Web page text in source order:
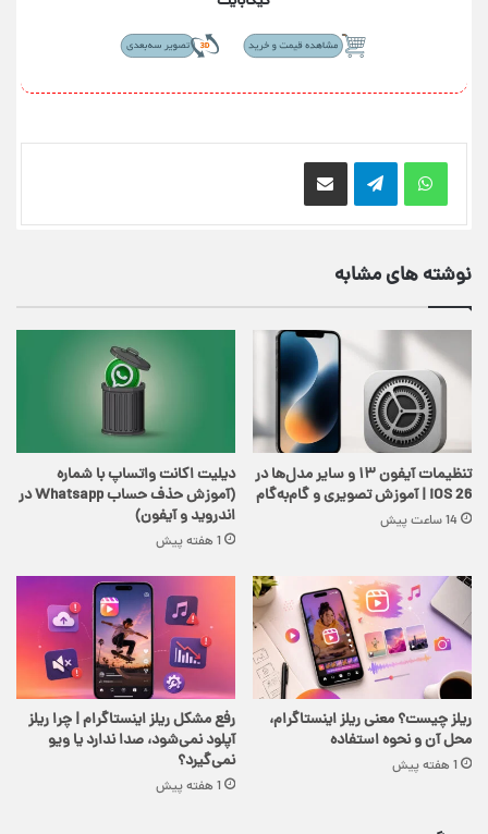
قیمت ویژه:0 تومان
گیگابایت
اشتراک گذاری از طریق ایمیل
نوشته های مشابه
تنظیمات آیفون ۱۳ و سایر مدل‌ها در
iOS 26 | آموزش تصویری و گام‌به‌گام
14 ساعت پیش
دیلیت اکانت واتساپ با شماره
(آموزش حذف حساب Whatsapp در
اندروید و آیفون)
1 هفته پیش
ریلز چیست؟ معنی ریلز اینستاگرام،
محل آن و نحوه استفاده
1 هفته پیش
رفع مشکل ریلز اینستاگرام | چرا ریلز
آپلود نمی‌شود، صدا ندارد یا ویو
نمی‌گیرد؟
1 هفته پیش